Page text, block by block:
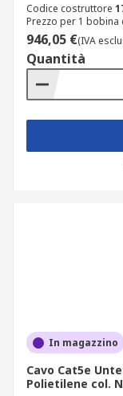
Codice costruttore
Prezzo per 1 bobina
946,05 €(IVA
Quantità
In magazzino
Cavo Cat5e
Polietilene col.